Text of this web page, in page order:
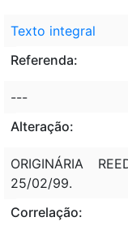
Texto integral
Referenda:
---
Alteração:
ORIGINÁRIA
25/02/99.
Correlação: